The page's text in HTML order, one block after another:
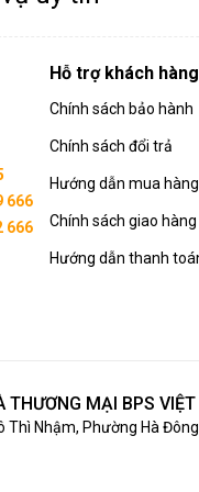
666
666
Hỗ trợ khách hàng
Chính sách bảo hành
Chính sách đổi trả
Hướng dẫn mua
Chính sách giao hàng
Hướng dẫn thanh
THƯƠNG MẠI BPS
Thì Nhậm, Phường Hà